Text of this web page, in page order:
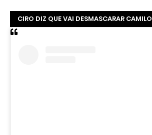
CIRO DIZ QUE VAI DESMASCARAR CAMILO